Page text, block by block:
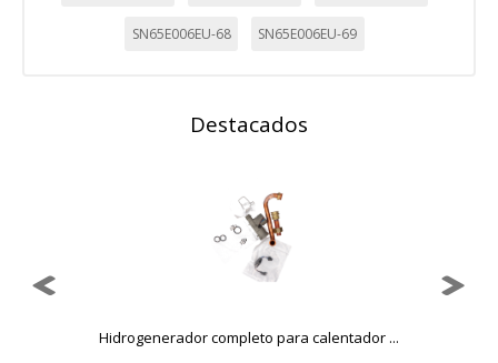
SN65E006EU-68 SN65E006EU-69
Destacados
Hidrogenerador completo para calentador ...